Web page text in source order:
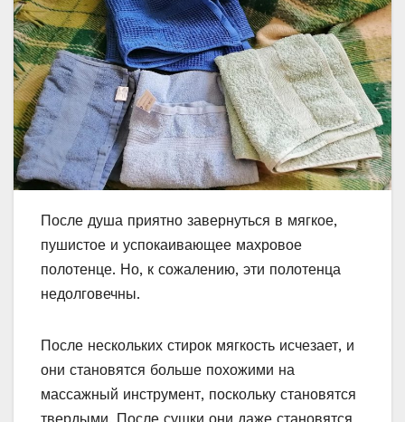
После душа приятно завернуться в мягкое,
пушистое и успокаивающее махровое
полотенце. Но, к сожалению, эти полотенца
недолговечны.
После нескольких стирок мягкость исчезает, и
они становятся больше похожими на
массажный инструмент, поскольку становятся